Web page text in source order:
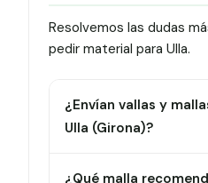
Resolvemos las dudas
pedir material para Ulla.
¿Envían vallas y
Ulla (Girona)?
¿Qué malla